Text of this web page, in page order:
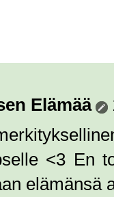
Elämää
<3 En
elämänsä